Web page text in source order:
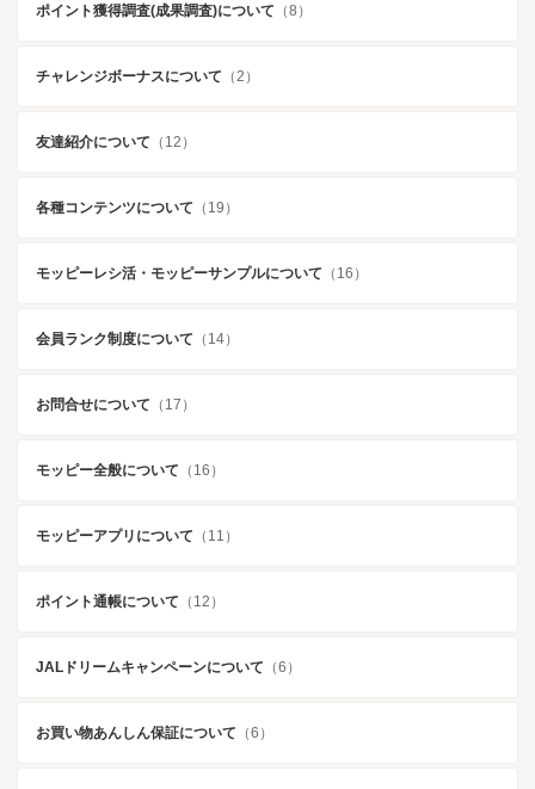
ポイント獲得調査(成果調査)について （8）
チャレンジボーナスについて （2）
友達紹介について （12）
各種コンテンツについて （19）
モッピーレシ活・モッピーサンプルについて （16）
会員ランク制度について （14）
お問合せについて （17）
モッピー全般について （16）
モッピーアプリについて （11）
ポイント通帳について （12）
JALドリームキャンペーンについて （6）
お買い物あんしん保証について （6）